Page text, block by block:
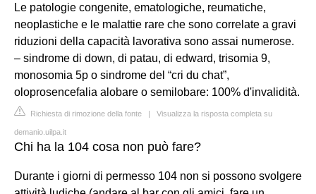
Le patologie congenite, ematologiche, reumatiche,
neoplastiche e le malattie rare che sono correlate a gravi
riduzioni della capacità lavorativa sono assai numerose.
– sindrome di down, di patau, di edward, trisomia 9,
monosomia 5p o sindrome del “cri du chat”,
oloprosencefalia alobare o semilobare: 100% d'invalidità.
Richiesta di rimozione della fonte | Visualizza la risposta completa su
demanio.uilpa.it
Chi ha la 104 cosa non può fare?
Durante i giorni di permesso 104 non si possono svolgere